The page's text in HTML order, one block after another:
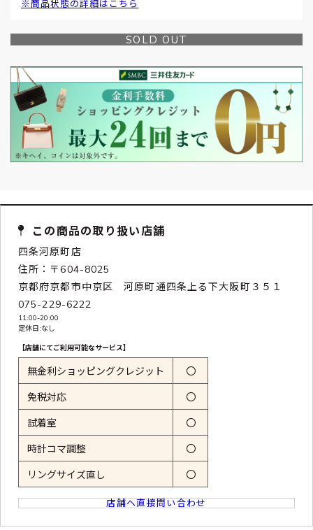
※商品状態の詳細はこちら
SOLD OUT
この商品の取り扱い店舗
四条河原町店
住所：〒604-8025
京都府京都市中京区 河原町通四条上る下大阪町３５１
075-229-6222
11:00-20:00
定休日:なし
【店舗にてご利用可能なサービス】
無金利ショッピングクレジット 〇
免税対応 〇
試着室 〇
時計コマ調整 〇
リングサイズ直し 〇
店舗へ直接問い合わせ